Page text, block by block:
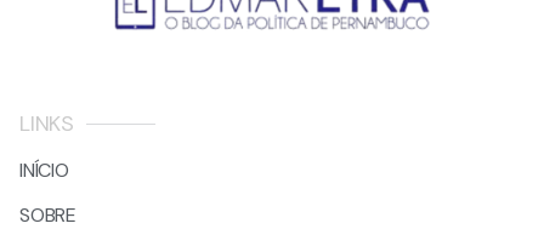
LINKS
INÍCIO
SOBRE